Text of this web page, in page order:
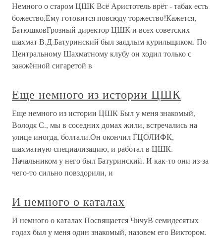
Немного о старом ЦШК Всё Аристотель врёт - табак есть
божество,Ему готовится повсюду торжество!Кажется,
БатюшковГрозный директор ЦШК и всех советских
шахмат В.Д.Батуринский был заядлым курильщиком. По
Центральному Шахматному клубу он ходил только с
зажжённой сигаретой в
Еще немного из истории ЦШК
Еще немного из истории ЦШК Был у меня знакомый,
Володя С., мы в соседних домах жили, встречались на
улице иногда, болтали.Он окончил ГЦОЛИФК,
шахматную специализацию, и работал в ЦШК.
Начальником у него был Батуринский. И как-то они из-за
чего-то сильно повздорили, и
И немного о каталах
И немного о каталах Посвящается ЧичуВ семидесятых
годах был у меня один знакомый, назовем его Виктором.